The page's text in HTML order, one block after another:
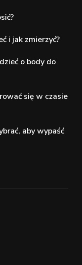
i jak zmierzyć?
o body do
się w czasie
aby wypaść